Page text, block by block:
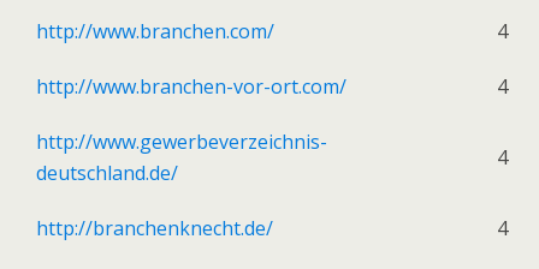
http://www.branchen.com/ 4
http://www.branchen-vor-ort.com/ 4
http://www.gewerbeverzeichnis-
deutschland.de/
4
http://branchenknecht.de/ 4